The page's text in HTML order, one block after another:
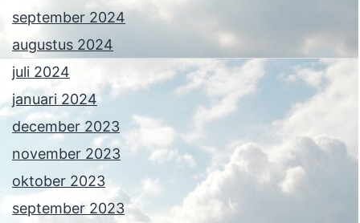
september 2024
augustus 2024
juli 2024
januari 2024
december 2023
november 2023
oktober 2023
september 2023